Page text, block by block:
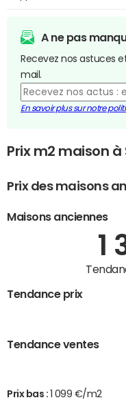
A ne pas
Recevez nos astuces
mail.
En savoir plus sur notre
Prix m2 maison
Prix des maisons
Maisons anciennes
1
Tendance prix
Tendance ventes
Prix bas :
1 099 €/m2